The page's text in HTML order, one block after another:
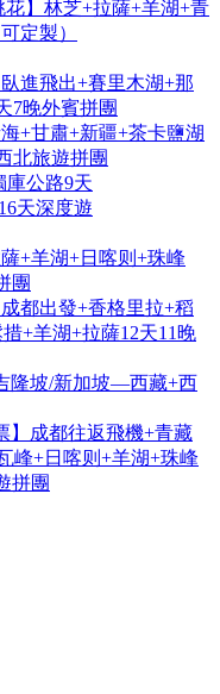
】林芝+拉薩+羊湖+青
定製）
進飛出+賽里木湖+那
7晚外賓拼團
+甘肅+新疆+茶卡鹽湖
北旅遊拼團
庫公路9天
天深度遊
+羊湖+日喀则+珠峰
團
都出發+香格里拉+稻
+羊湖+拉薩12天11晚
隆坡/新加坡—西藏+西
】成都往返飛機+青藏
峰+日喀则+羊湖+珠峰
拼團